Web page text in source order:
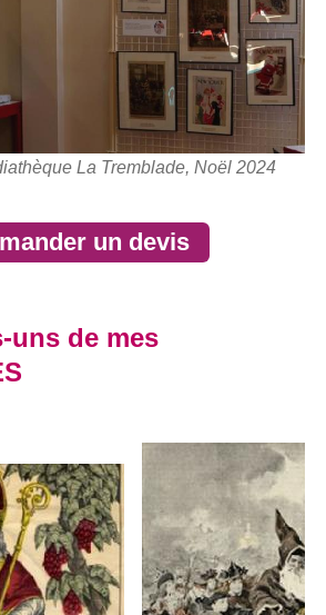
La Tremblade, Noël 2024
un devis
uns de mes